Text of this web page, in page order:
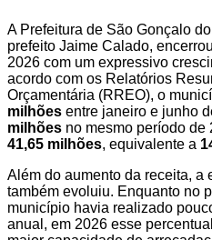
A Prefeitura de São Gonçalo
prefeito Jaime Calado,
2026 com um expressivo
acordo com os Relatórios
Orçamentária (RREO), o
milhões entre janeiro e junho
milhões no mesmo período de
41,65 milhões, equivalente a
Além do aumento da receita, a
também evoluiu. Enquanto no
município havia realizado
anual, em 2026 esse